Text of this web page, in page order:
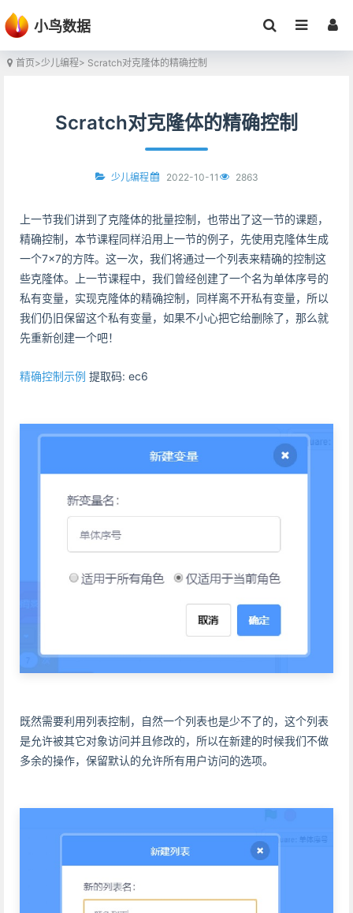
小鸟数据
首页>少儿编程> Scratch对克隆体的精确控制
Scratch对克隆体的精确控制
少儿编程 2022-10-11 2863
上一节我们讲到了克隆体的批量控制，也带出了这一节的课题，
精确控制，本节课程同样沿用上一节的例子，先使用克隆体生成
一个7×7的方阵。这一次，我们将通过一个列表来精确的控制这
些克隆体。上一节课程中，我们曾经创建了一个名为单体序号的
私有变量，实现克隆体的精确控制，同样离不开私有变量，所以
我们仍旧保留这个私有变量，如果不小心把它给删除了，那么就
先重新创建一个吧！
精确控制示例 提取码: ec6
既然需要利用列表控制，自然一个列表也是少不了的，这个列表
是允许被其它对象访问并且修改的，所以在新建的时候我们不做
多余的操作，保留默认的允许所有用户访问的选项。